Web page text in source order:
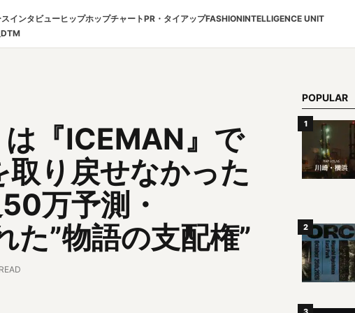
インタビューヒップホップチャートPR・タイアップFASHIONINTELLIGENCE UNIT
DTM
『ICEMAN』で
り戻せなかった
万予測・
”物語の支配権”
POPULAR